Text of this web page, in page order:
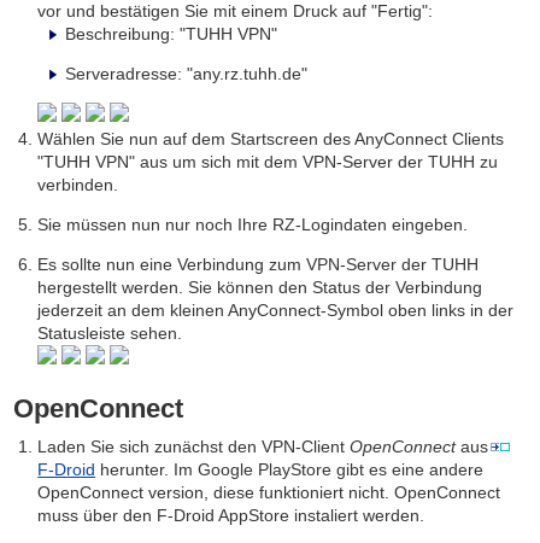
vor und bestätigen Sie mit einem Druck auf "Fertig":
Beschreibung: "TUHH VPN"
Serveradresse: "any.rz.tuhh.de"
Wählen Sie nun auf dem Startscreen des AnyConnect Clients
"TUHH VPN" aus um sich mit dem VPN-Server der TUHH zu
verbinden.
Sie müssen nun nur noch Ihre RZ-Logindaten eingeben.
Es sollte nun eine Verbindung zum VPN-Server der TUHH
hergestellt werden. Sie können den Status der Verbindung
jederzeit an dem kleinen AnyConnect-Symbol oben links in der
Statusleiste sehen.
OpenConnect
Laden Sie sich zunächst den VPN-ClientOpenConnectaus
F-Droid herunter. Im Google PlayStore gibt es eine andere
OpenConnect version, diese funktioniert nicht. OpenConnect
muss über den F-Droid AppStore instaliert werden.